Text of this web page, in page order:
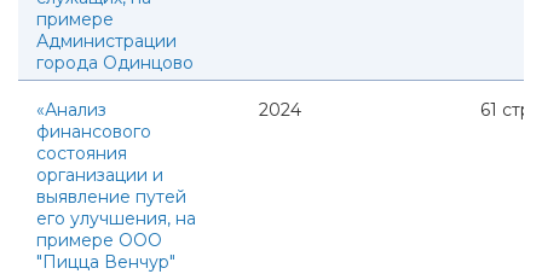
примере
Администрации
города Одинцово
«Анализ
финансового
состояния
организации и
выявление путей
его улучшения, на
примере ООО
"Пицца Венчур"
2024 61 стр.